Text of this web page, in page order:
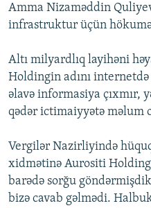
Amma Nizaməddin
infrastruktur üçün
Altı milyardlıq layihəni
Holdingin adını
əlavə informasiya çıxmır,
qədər ictimaiyyətə məlum
Vergilər Nazirliyində
xidmətinə Aurositi
barədə sorğu
bizə cavab gəlmədi.